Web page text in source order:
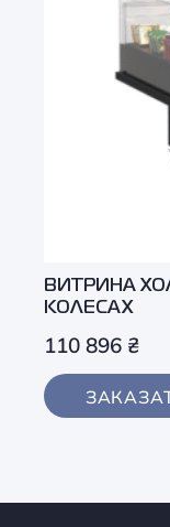
ВИТРИНА
КОЛЕСАХ
110 896 ₴